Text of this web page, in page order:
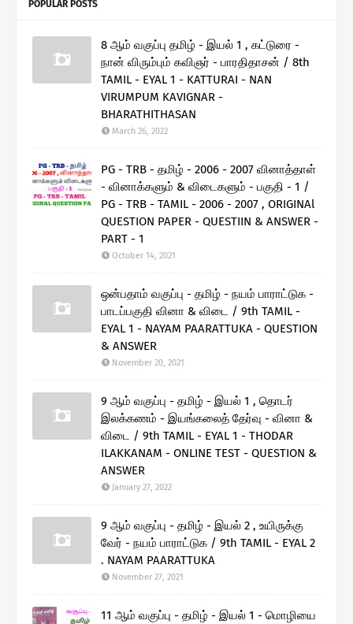
POPULAR POSTS
8 ஆம் வகுப்பு தமிழ் - இயல் 1 , கட்டுரை -
நான் விரும்பும் கவிஞர் - பாரதிதாசன் / 8th
TAMIL - EYAL 1 - KATTURAI - NAN
VIRUMPUM KAVIGNAR -
BHARATHITHASAN
March 26, 2022
PG - TRB - தமிழ் - 2006 - 2007 வினாத்தாள்
- வினாக்களும் & விடைகளும் - பகுதி - 1 /
PG - TRB - TAMIL - 2006 - 2007 , ORIGINAl
QUESTION PAPER - QUESTIIN & ANSWER -
PART - 1
October 14, 2021
ஒன்பதாம் வகுப்பு - தமிழ் - நயம் பாராட்டுக -
பாடப்பகுதி வினா & விடை / 9th TAMIL -
EYAL 1 - NAYAM PAARATTUKA - QUESTION
& ANSWER
November 20, 2021
9 ஆம் வகுப்பு - தமிழ் - இயல் 1 , தொடர்
இலக்கணம் - இயங்கலைத் தேர்வு - வினா &
விடை / 9th TAMIL - EYAL 1 - THODAR
ILAKKANAM - ONLINE TEST - QUESTION &
ANSWER
January 27, 2022
9 ஆம் வகுப்பு - தமிழ் - இயல் 2 , உயிருக்கு
வேர் - நயம் பாராட்டுக / 9th TAMIL - EYAL 2
. NAYAM PAARATTUKA
November 27, 2021
11 ஆம் வகுப்பு - தமிழ் - இயல் 1 - மொழியை